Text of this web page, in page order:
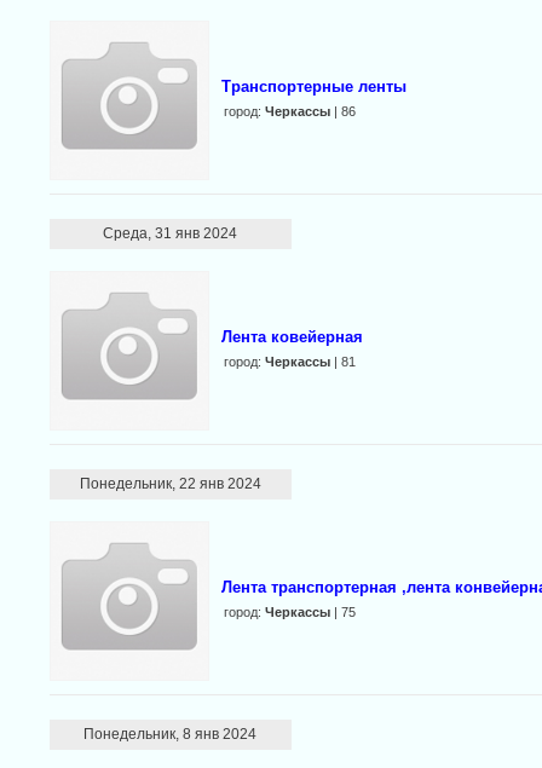
Транспортерные ленты
город: Черкассы| 86
Среда, 31 янв 2024
Лента ковейерная
город: Черкассы| 81
Понедельник, 22 янв 2024
Лента транспортерная ,лента
город: Черкассы| 75
Понедельник, 8 янв 2024